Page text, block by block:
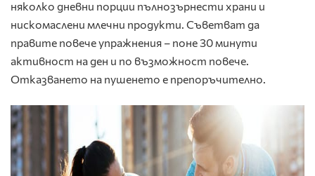
няколко дневни порции пълнозърнести храни и
нискомаслени млечни продукти. Съветват да
правите повече упражнения – поне 30 минути
активност на ден и по възможност повече.
Отказването на пушенето е препоръчително.